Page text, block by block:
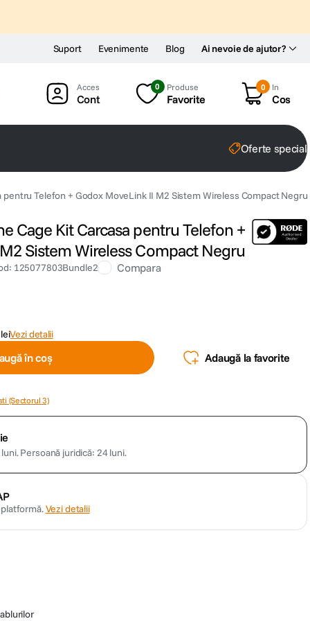
Ai nevoie de ajutor?
Suport Evenimente Blog
Cont
0 Produse
Favorite
0 In
Cos
Oferte
pentru Telefon + Godox MoveLink II M2 Sistem Wireless Compact Negru
Cage Kit Carcasa pentru Telefon +
Sistem Wireless Compact Negru
: 125077803Bundle2 Compara
leiVezi detalii
în coș Adaugă la favorite
(Sectorul 3)
Persoană juridică: 24 luni.
Vezi detalii